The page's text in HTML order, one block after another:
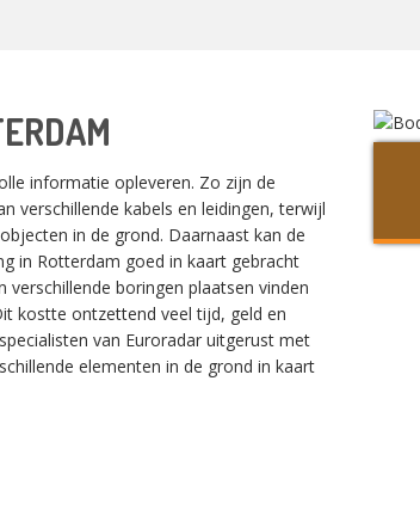
informatie opleveren. Zo zijn de
verschillende kabels en leidingen, terwijl
in de grond. Daarnaast kan de
in Rotterdam goed in kaart gebracht
boringen plaatsen vinden
kostte ontzettend veel tijd, geld en
van Euroradar uitgerust met
elementen in de grond in kaart